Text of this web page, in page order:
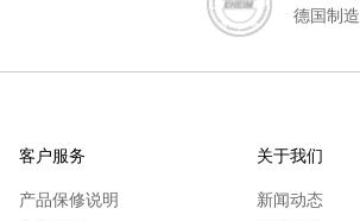
德国制造
客户服务
产品保修说明
关于我们
新闻动态